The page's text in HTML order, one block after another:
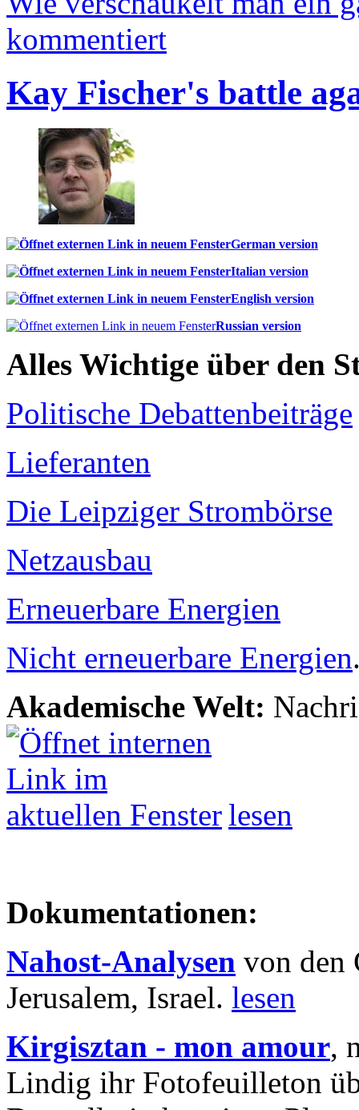
kommentiert
Kay Fischer's battle
German version
Italian version
English version
Russian version
Alles Wichtige über den
Politische Debattenbeiträge
Lieferanten
Die Leipziger Strombörse
Netzausbau
Erneuerbare Energien
Nicht erneuerbare Energien
Akademische Welt:
lesen
Dokumentationen:
Nahost-Analysen von den
Jerusalem, Israel. lesen
Kirgisztan - mon amour,
Lindig ihr Fotofeuilleton